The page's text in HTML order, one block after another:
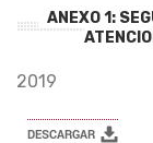
ANEXO 1:
2019